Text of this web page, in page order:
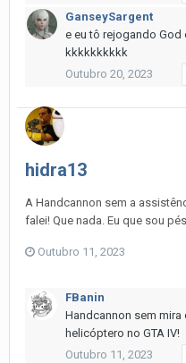
GanseySargent
e eu tô rejogando God
kkkkkkkkkk
Outubro 20, 2023
hidra13
A Handcannon sem a
falei! Que nada. Eu que sou
Outubro 11, 2023
FBanin
Handcannon sem
helicóptero no GTA IV!
Outubro 11, 2023